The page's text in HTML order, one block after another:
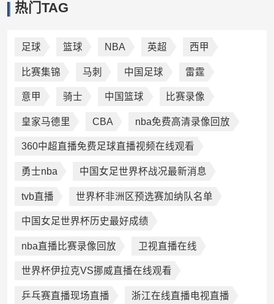
热门TAG
足球 篮球 NBA 英超 西甲
比赛集锦 马刺 中国足球 雷霆
意甲 骑士 中国篮球 比赛录像
皇家马德里 CBA nba免费高清录像回放
360中超直播免费足球直播视频在线观看
勇士nba 中国女足世界杯战况最新消息
tvb直播 世界杯非洲区预选赛加纳队名单
中国女足世界杯历史最好成绩
nba直播比赛录像回放 卫视直播在线
世界杯伊拉克VS挪威直播在线观看
乒乓赛直播现场直播 浙江在线直播电视直播